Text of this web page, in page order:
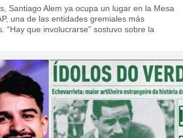
Santiago Alem ya ocupa un lugar en la Mesa
una de las entidades gremiales más
“Hay que involucrarse” sostuvo sobre la